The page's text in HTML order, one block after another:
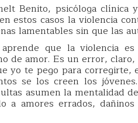
Benito, psicóloga clínica
estos casos la violencia
lamentables sin que las
que la violencia
de amor. Es un error,
yo te pego para
se los creen los
asumen la mentalidad
a amores errados,